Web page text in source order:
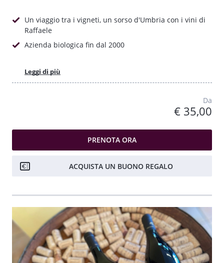
Un viaggio tra i vigneti, un sorso d'Umbria con i vini di
Raffaele
Azienda biologica fin dal 2000
Leggi di più
Da
€ 35,00
PRENOTA ORA
ACQUISTA UN BUONO REGALO